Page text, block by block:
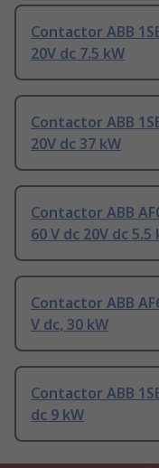
Contactor ABB
20V dc 7.5 kW
Contactor ABB
20V dc 37 kW
Contactor ABB
60 V dc 20V dc 5.5
Contactor ABB
V dc, 30 kW
Contactor ABB
dc 9 kW